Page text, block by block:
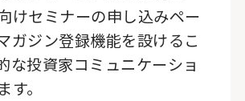
けセミナーの申し込みペー
ガジン登録機能を設けるこ
な投資家コミュニケーショ
す。